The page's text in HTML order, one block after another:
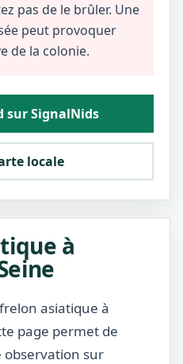
pas de le brûler. Une
peut provoquer
de la colonie.
sur SignalNids
locale
à
asiatique à
page permet de
observation sur